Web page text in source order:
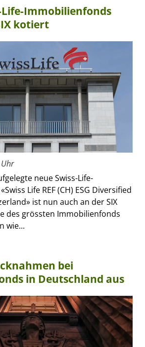
Life-Immobilienfonds
kotiert
neue Swiss-Life-
Life REF (CH) ESG Diversified
ist nun auch an der SIX
des grössten Immobilienfonds
wie...
bei
in Deutschland aus